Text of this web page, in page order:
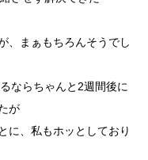
、まぁもちろんそうでし
ならちゃんと2週間後に
が
に、私もホッとしており